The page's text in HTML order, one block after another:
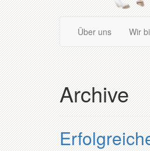
Über uns Wir
Archive